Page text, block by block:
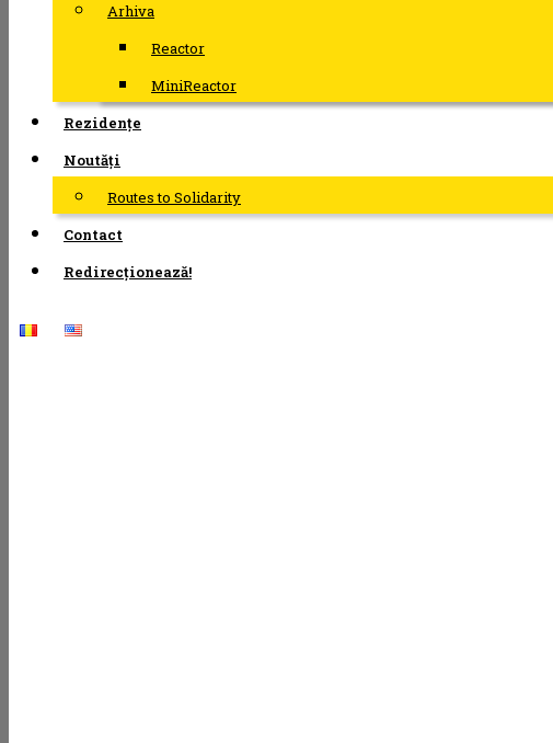
Arhiva
Reactor
MiniReactor
Rezidențe
Noutăți
Routes to Solidarity
Contact
Redirecționează!